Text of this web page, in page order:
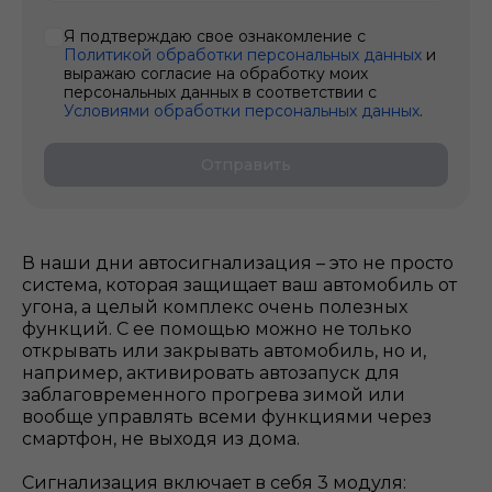
В наши дни автосигнализация – это не просто
система, которая защищает ваш автомобиль от
угона, а целый комплекс очень полезных
функций. С ее помощью можно не только
открывать или закрывать автомобиль, но и,
например, активировать автозапуск для
заблаговременного прогрева зимой или
вообще управлять всеми функциями через
смартфон, не выходя из дома.
Сигнализация включает в себя 3 модуля:
Я подтверждаю свое ознакомление с
Политикой обработки персональных данных и
выражаю согласие на обработку моих
персональных данных в соответствии с
Условиями обработки персональных данных.